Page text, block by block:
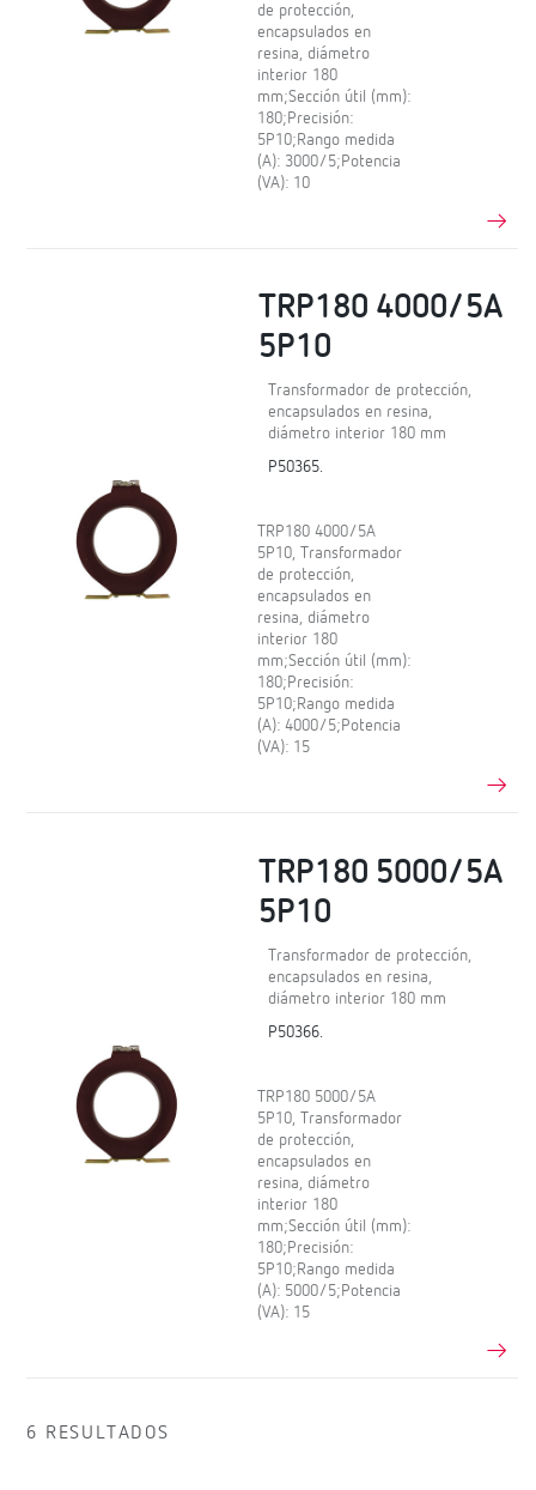
de protección,
encapsulados en
resina, diámetro
interior 180
mm;Sección útil (mm):
180;Precisión:
5P10;Rango medida
(A): 3000/5;Potencia
(VA): 10
TRP180 4000/5A
5P10
Transformador de protección,
encapsulados en resina,
diámetro interior 180 mm
P50365.
TRP180 4000/5A
5P10, Transformador
de protección,
encapsulados en
resina, diámetro
interior 180
mm;Sección útil (mm):
180;Precisión:
5P10;Rango medida
(A): 4000/5;Potencia
(VA): 15
TRP180 5000/5A
5P10
Transformador de protección,
encapsulados en resina,
diámetro interior 180 mm
P50366.
TRP180 5000/5A
5P10, Transformador
de protección,
encapsulados en
resina, diámetro
interior 180
mm;Sección útil (mm):
180;Precisión:
5P10;Rango medida
(A): 5000/5;Potencia
(VA): 15
6 RESULTADOS